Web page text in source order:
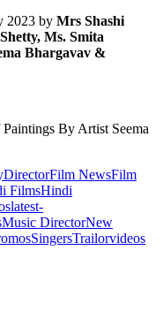
2023 by Mrs Shashi
Ms. Smita
Bhargavav &
By Artist Seema
DirectorFilm NewsFilm
FilmsHindi
latest-
Music DirectorNew
SingersTrailorvideos